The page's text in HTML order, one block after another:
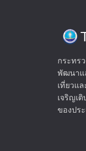
กระทร
พัฒนาแ
เที่ยวแ
เจริญเ
ของปร